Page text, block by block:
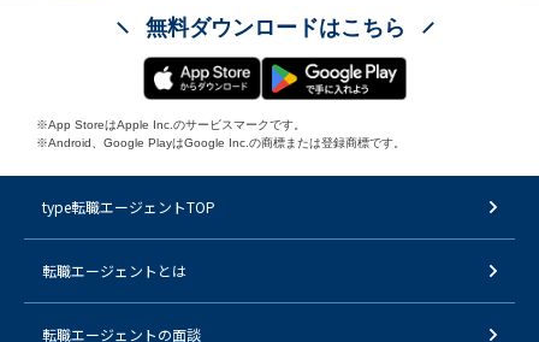
無料ダウンロードはこちら
※App StoreはApple Inc.のサービスマークです。
※Android、Google PlayはGoogle Inc.の商標または登録商標です。
type転職エージェントTOP
転職エージェントとは
転職エージェントの面談